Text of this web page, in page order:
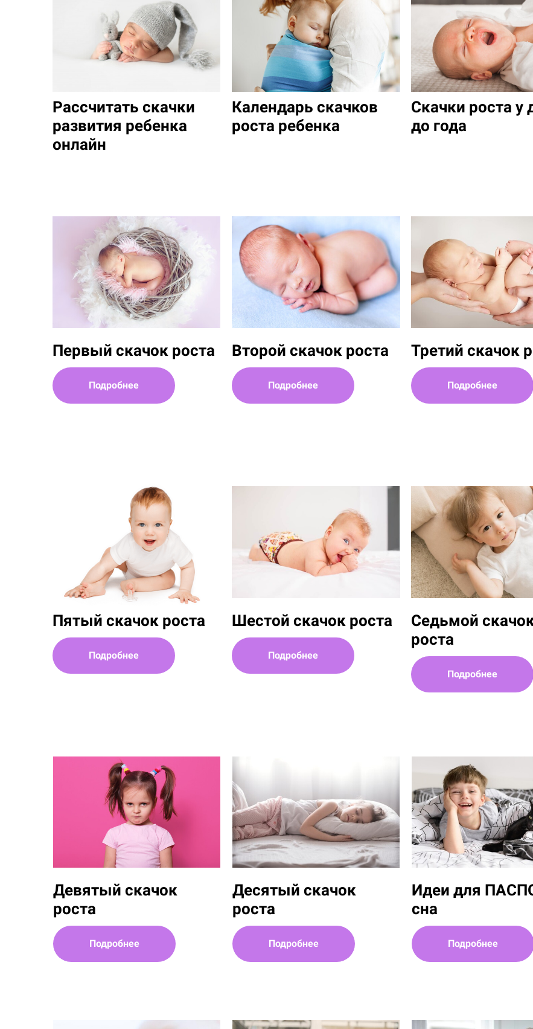
Рассчитать скачки
развития ребенка
онлайн
Календарь скачков
роста ребенка
Скачки роста у
до года
Первый скачок роста
Подробнее
Второй скачок роста
Подробнее
Третий скачок
Подробнее
Пятый скачок роста
Подробнее
Шестой скачок роста
Подробнее
Седьмой
роста
Подробнее
Девятый скачок
роста
Подробнее
Десятый скачок
роста
Подробнее
Идеи для
сна
Подробнее